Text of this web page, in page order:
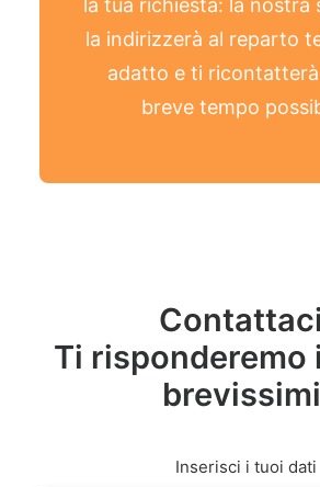
la tua richiesta: la nostra
la indirizzerà al reparto
adatto e ti
breve tempo
Ti risponderemo
Inserisci i tuoi dati